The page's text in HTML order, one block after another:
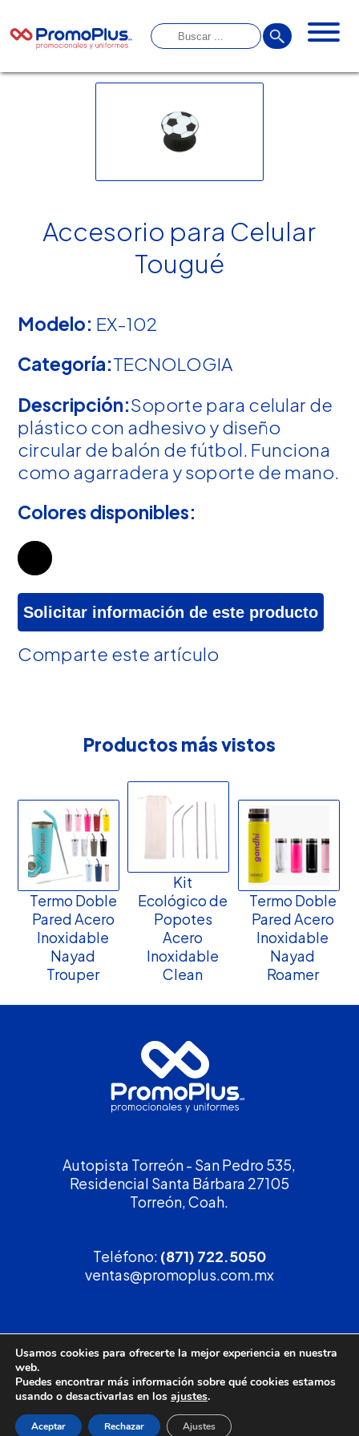
Accesorio para Celular
Tougué
Modelo: EX-102
Categoría:TECNOLOGIA
Descripción:Soporte para celular de
plástico con adhesivo y diseño
circular de balón de fútbol. Funciona
como agarradera y soporte de mano.
Colores disponibles:
Solicitar información de este producto
Comparte este artículo
Productos más vistos
Termo Doble
Pared Acero
Inoxidable
Nayad
Trouper
Kit
Ecológico de
Popotes
Acero
Inoxidable
Clean
Termo Doble
Pared Acero
Inoxidable
Nayad
Roamer
Autopista Torreón - San Pedro 535,
Residencial Santa Bárbara 27105
Torreón, Coah.
Teléfono: (871) 722.5050
ventas@promoplus.com.mx
¡Solicita tucotización!
(800) 90 PROMO
Usamos cookies para ofrecerte la mejor experiencia en nuestra
web.
Puedes encontrar más información sobre qué cookies estamos
usando o desactivarlas en los ajustes.
Aceptar Rechazar Ajustes